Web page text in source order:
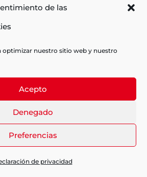
de las
optimizar nuestro sitio web y nuestro
Acepto
Denegado
Preferencias
de privacidad
08035 Barcelona
con la ayuda de:
cookies